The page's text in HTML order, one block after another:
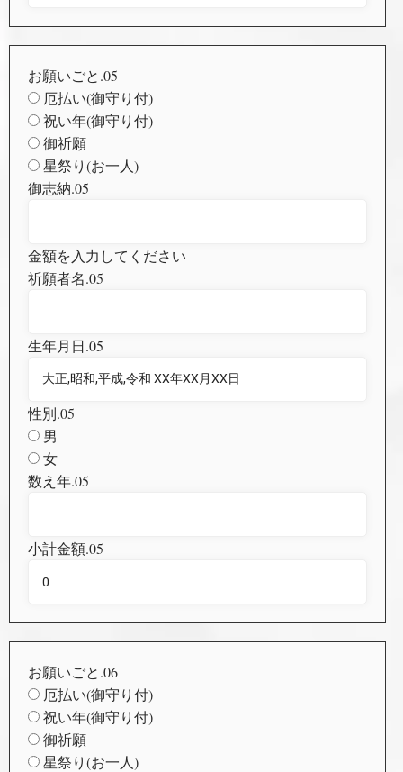
お願いごと.05
厄払い(御守り付)
祝い年(御守り付)
御祈願
星祭り(お一人)
御志納.05
金額を入力してください
祈願者名.05
生年月日.05
性別.05
男
女
数え年.05
小計金額.05
お願いごと.06
厄払い(御守り付)
祝い年(御守り付)
御祈願
星祭り(お一人)